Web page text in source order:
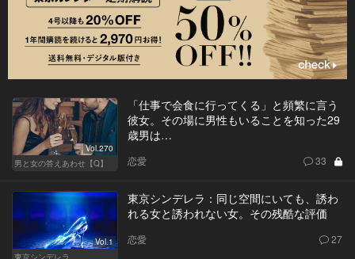
Vol.270
男と女の答えあわせ【Q】
「仕事で会食に行ってくる」と頻繁に言う
彼女。その場に男性もいることを知った29
歳男は…
恋愛 33
Vol.1
東京シンデレラ
東京シンデレラ：同じ空間にいても、誘わ
れる女と誘われない女。その残酷な評価
恋愛 27